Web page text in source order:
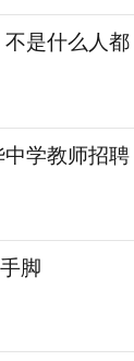
是什么人都
学教师招聘
脚